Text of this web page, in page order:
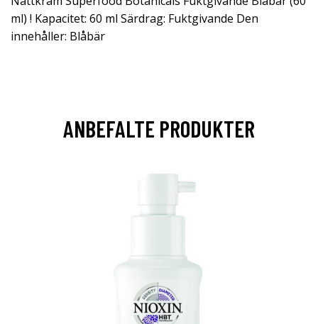
ml) ! Kapacitet: 60 ml Särdrag: Fuktgivande Den
innehåller: Blåbär
ANBEFALTE PRODUKTER